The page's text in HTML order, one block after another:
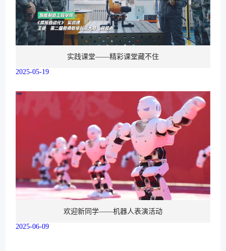
实践课堂——精彩课堂藏不住
2025-05-19
欢迎新同学——机器人表演活动
2025-06-09